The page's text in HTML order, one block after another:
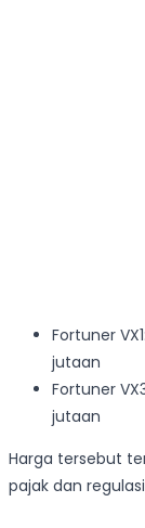
Fortuner
jutaan
Fortuner
jutaan
Harga tersebut
pajak dan